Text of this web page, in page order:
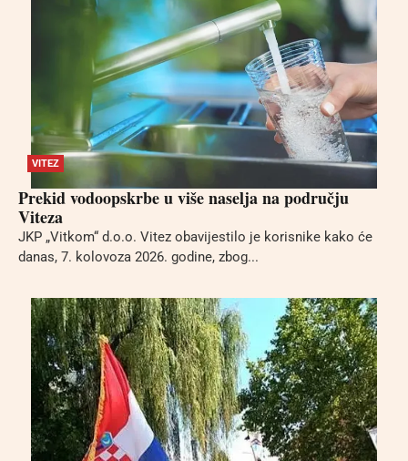
VITEZ
Prekid vodoopskrbe u više naselja na području
Viteza
JKP „Vitkom“ d.o.o. Vitez obavijestilo je korisnike kako će
danas, 7. kolovoza 2026. godine, zbog...